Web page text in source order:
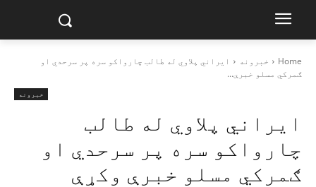
Home خبرونه
ایراني پلاوي له طالب چارواکو سره پر سرحدي او
ګمرکي مسلو خبرې...
خبرونه
ایراني پلاوي له طالب
چارواکو سره پر سرحدي او
ګمرکي مسلو خبرې وکړې